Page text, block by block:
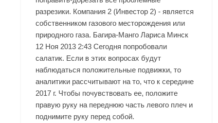
разрезики. Компания 2 (Инвестор 2) - является
собственником газового месторождения или
природного газа. Багира-Манго Лариса Минск
12 Ноя 2013 2:43 Сегодня попробовали
салатик. Если в этих вопросах будут
наблюдаться положительные подвижки, то
аналитики рассчитывают на то, что к середине
2017 г. Чтобы почувствовать ее, положите
правую руку на переднюю часть левого плеч и
поднимите руку перед собой.